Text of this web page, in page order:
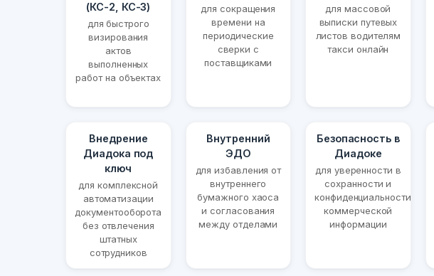
(КС-2, КС-3)
для быстрого
визирования
актов
выполненных
работ на объектах
для сокращения
времени на
периодические
сверки с
поставщиками
для массовой
выписки путевых
листов водителям
такси онлайн
Внедрение
Диадока под
ключ
для комплексной
автоматизации
документооборота
без отвлечения
штатных
сотрудников
Внутренний
ЭДО
для избавления от
внутреннего
бумажного хаоса
и согласования
между отделами
Безопасность в
Диадоке
для уверенности в
сохранности и
конфиденциальности
коммерческой
информации